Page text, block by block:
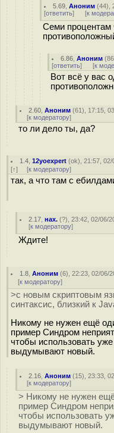
5.69 ,Аноним (44),
[ответить] [к
Семи процентам
6.86 ,Аноним (86
[ответить] [к
Вот всё у вас
2.60 ,Аноним (61), 17:15,
[к модератору]
то ли дело ты, да?
1.4 ,12yoexpert (ok), 21:57, 02/
[↑] [к модератору]
так, а что там с
2.17 ,нах. (?), 23:42, 02/06/
[к модератору]
Ждите!
1.8 ,Аноним (6), 22:23, 02/06/
[к модератору]
>с новым скриптовым
синтаксис, близкий к
Никому не нужен ещё
пример Синдром
чтобы использовать
выдумывают новый.
2.16 ,Аноним (15), 23:33,
[к модератору]
> Никому не нужен
пример Синдром
чтобы использовать
выдумывают новый.